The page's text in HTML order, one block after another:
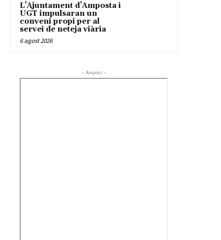
L’Ajuntament d’Amposta i
UGT impulsaran un
conveni propi per al
servei de neteja viària
6 agost 2026
- Anunci -